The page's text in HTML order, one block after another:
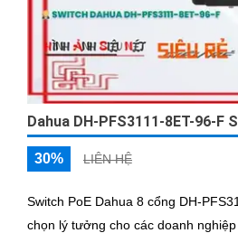
Dahua DH-PFS3111-8ET-96-F
30% LIÊN HỆ
Switch PoE Dahua 8 cổng DH-
chọn lý tưởng cho các doanh